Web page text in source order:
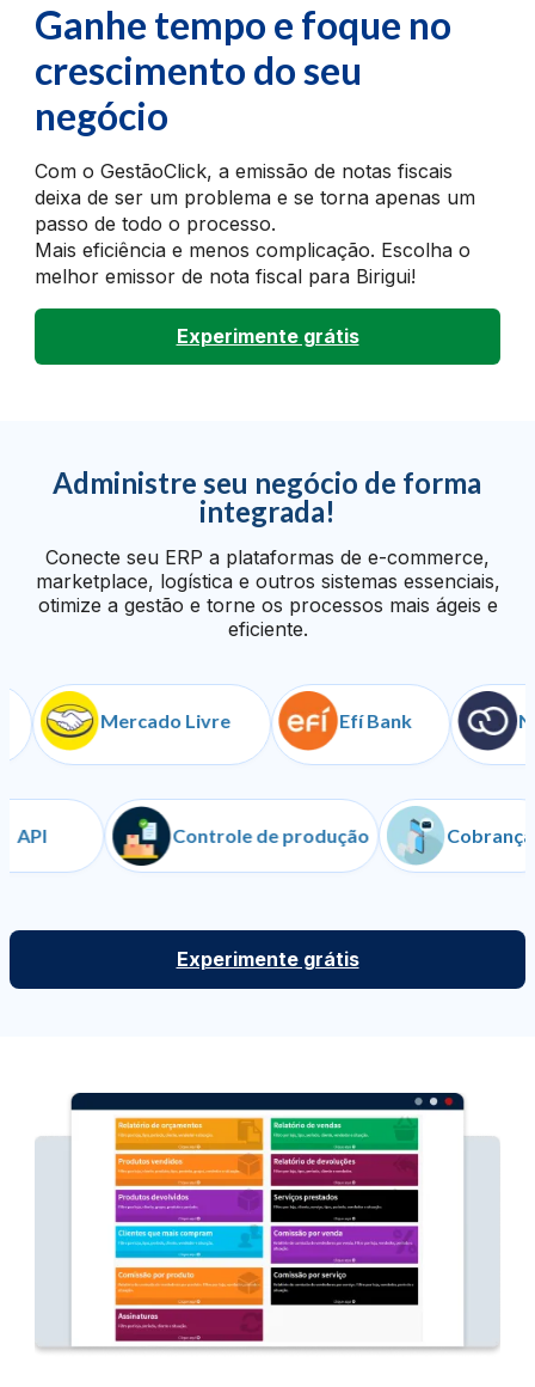
Ganhe tempo e foque no
crescimento do seu
negócio
Com o GestãoClick, a emissão de notas fiscais
deixa de ser um problema e se torna apenas um
passo de todo o processo.
Mais eficiência e menos complicação. Escolha o
melhor emissor de nota fiscal para Birigui!
Experimente grátis
Administre seu negócio de forma
integrada!
Conecte seu ERP a plataformas de e-commerce,
marketplace, logística e outros sistemas essenciais,
otimize a gestão e torne os processos mais ágeis e
eficiente.
Mercado Livre Efí Bank
Controle de produção
Experimente grátis